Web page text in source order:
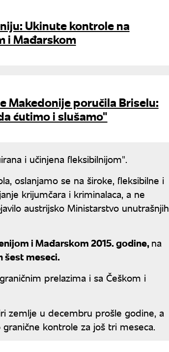
Ukinute kontrole na
i Mađarskom
Makedonije poručila Briselu:
ćutimo i slušamo"
i učinjena fleksibilnijom".
oslanjamo se na široke, fleksibilne i
krijumčara i kriminalaca, a ne
austrijsko Ministarstvo unutrašnjih
i Mađarskom 2015. godine,na
šest meseci.
prelazima i sa Češkom i
zemlje u decembru prošle godine, a
kontrole za još tri meseca.